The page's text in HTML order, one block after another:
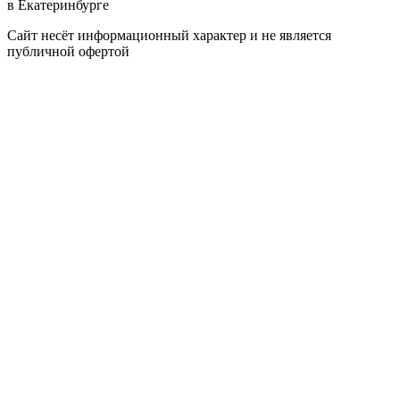
в Екатеринбурге
Сайт несёт информационный характер и не является
публичной офертой